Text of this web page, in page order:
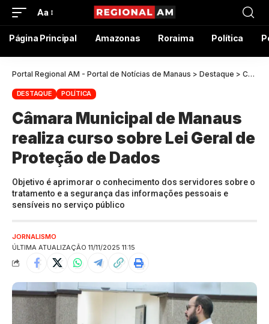
Aa
Página Principal Amazonas Roraima Política
Portal Regional AM - Portal de Notícias de Manaus > Destaque > Câmara Municipal de Manaus realiza curso sobre Lei Geral de Proteção de Dados
DESTAQUE POLÍTICA
Câmara Municipal de Manaus
realiza curso sobre Lei Geral de
Proteção de Dados
Objetivo é aprimorar o conhecimento dos servidores sobre o
tratamento e a segurança das informações pessoais e
sensíveis no serviço público
ÚLTIMA ATUALIZAÇÃO 11/11/2025 11:15
JORNALISMO